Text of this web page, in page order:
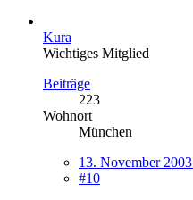
Kura
Wichtiges Mitglied
Beiträge
223
Wohnort
München
13. November
#10